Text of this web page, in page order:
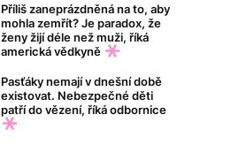
Příliš zaneprázdněná na to, aby
mohla zemřít? Je paradox, že
ženy žijí déle než muži, říká
americká vědkyně
Pasťáky nemají v dnešní době
existovat. Nebezpečné děti
patří do vězení, říká odbornice